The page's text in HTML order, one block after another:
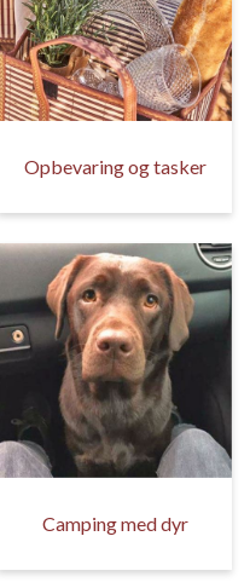
Opbevaring og tasker
Camping med dyr